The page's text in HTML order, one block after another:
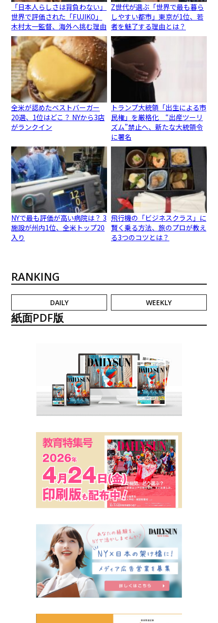
「日本人らしさは背負わない」
世界で評価された「FUJIKO」
木村太一監督、海外へ挑む理由
Z世代が選ぶ「世界で最も暮ら
しやすい都市」東京が1位、若
者を魅了する理由とは？
全米が認めたベストバーガー
20選、1位はどこ？ NYから3店
がランクイン
トランプ大統領「出生による市
民権」を厳格化 “出産ツーリ
ズム”禁止へ、新たな大統領令
に署名
NYで最も評価が高い病院は？ 3
施設が州内1位、全米トップ20
入り
飛行機の「ビジネスクラス」に
賢く乗る方法、旅のプロが教え
る3つのコツとは？
RANKING
DAILY WEEKLY
紙面PDF版